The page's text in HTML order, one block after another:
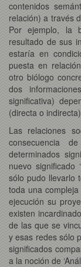
contenidos
relación) a través
Por ejemplo, la
resultado de sus
estaría en
puesta en
otro biólogo
dos
significativa)
(directa o
Las relaciones
consecuencia
determinados
nuevo significado
sólo pudo llevarlo
toda una
ejecución su
existen
de las que se
y esas redes sólo
significados
a la noción de